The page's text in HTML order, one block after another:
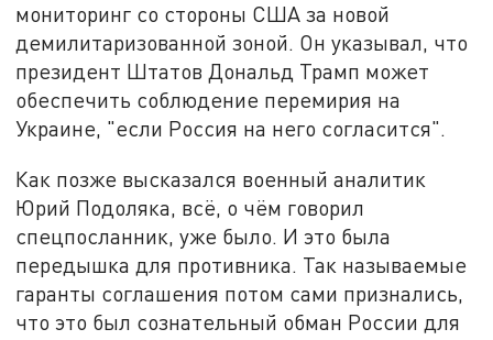
мониторинг со стороны США за новой
демилитаризованной зоной. Он указывал, что
президент Штатов Дональд Трамп может
обеспечить соблюдение перемирия на
Украине, "если Россия на него согласится".
Как позже высказался военный аналитик
Юрий Подоляка, всё, о чём говорил
спецпосланник, уже было. И это была
передышка для противника. Так называемые
гаранты соглашения потом сами признались,
что это был сознательный обман России для